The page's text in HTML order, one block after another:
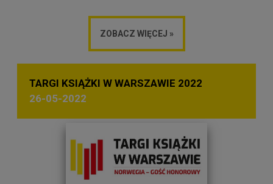
ZOBACZ WIĘCEJ »
TARGI KSIĄŻKI W WARSZAWIE 2022
26-05-2022